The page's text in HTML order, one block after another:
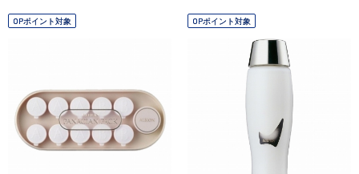
OPポイント対象 OPポイント対象